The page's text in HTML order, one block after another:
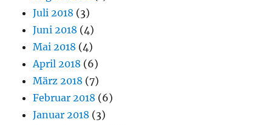
Juli 2018 (3)
Juni 2018 (4)
Mai 2018 (4)
April 2018 (6)
März 2018 (7)
Februar 2018 (6)
Januar 2018 (3)